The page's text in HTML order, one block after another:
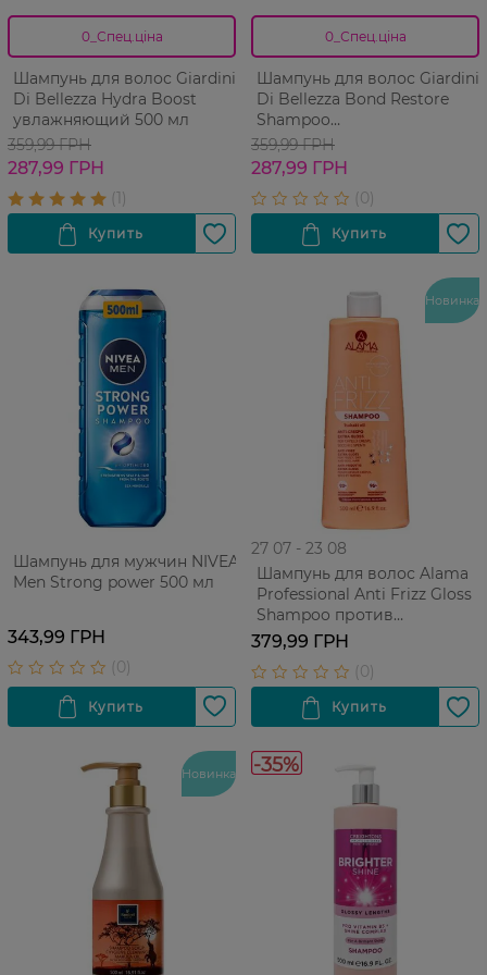
0_Спец.ціна
Шампунь для волос Giardini
Di Bellezza Hydra Boost
увлажняющий 500 мл
359,99 ГРН
287,99 ГРН
0_Спец.ціна
Шампунь для волос Giardini
Di Bellezza Bond Restore
Shampoo
восстанавливающий 500 мл
359,99 ГРН
287,99 ГРН
Шампунь для мужчин NIVEA
Men Strong power 500 мл
343,99 ГРН
Новинка
27 07 - 23 08
Шампунь для волос Alama
Professional Anti Frizz Gloss
Shampoo против
пушистости 500 мл
379,99 ГРН
Новинка -35%